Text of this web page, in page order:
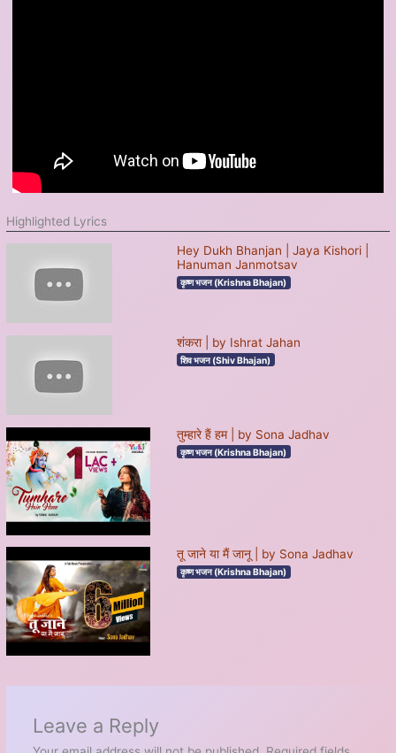
Highlighted Lyrics
Hey Dukh Bhanjan | Jaya Kishori |
Hanuman Janmotsav
कृष्ण भजन (Krishna Bhajan)
शंकरा | by Ishrat Jahan
शिव भजन (Shiv Bhajan)
तुम्हारे हैं हम | by Sona Jadhav
कृष्ण भजन (Krishna Bhajan)
तू जाने या मैं जानू | by Sona Jadhav
कृष्ण भजन (Krishna Bhajan)
Leave a Reply